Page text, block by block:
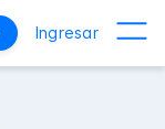
Ingresar